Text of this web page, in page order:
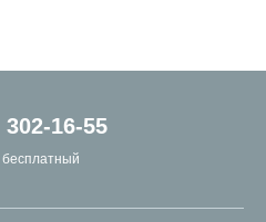
16-55
бесплатный